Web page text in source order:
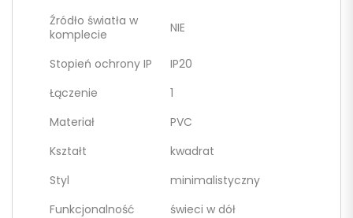
Źródło światła w
komplecie
NIE
Stopień ochrony IP
IP20
Łączenie
1
Materiał
PVC
Kształt
kwadrat
Styl
minimalistyczny
Funkcjonalność
świeci w dół